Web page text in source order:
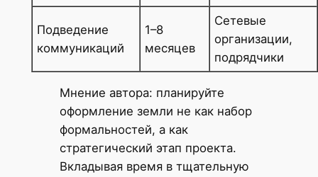
Подведение
коммуникаций
1–8
месяцев
Сетевые
организации,
подрядчики
Мнение автора: планируйте
оформление земли не как набор
формальностей, а как
стратегический этап проекта.
Вкладывая время в тщательную